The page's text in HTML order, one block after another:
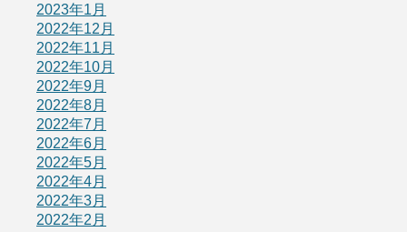
2023年1月
2022年12月
2022年11月
2022年10月
2022年9月
2022年8月
2022年7月
2022年6月
2022年5月
2022年4月
2022年3月
2022年2月